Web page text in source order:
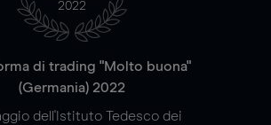
2022
di trading "Molto buona"
(Germania) 2022
dell'Istituto Tedesco dei